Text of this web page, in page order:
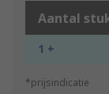
Aantal
1 +
*prijsindicatie